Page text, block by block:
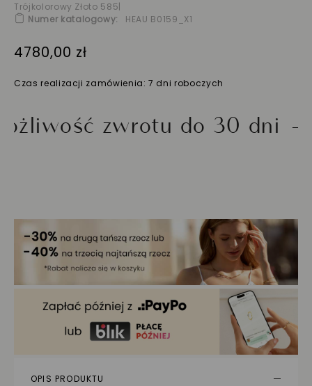
Trójkolorowy Złoto 585|
Numer katalogowy
HEAU B0159_X1
4780,00 zł
Czas realizacji zamówienia: 7 dni roboczych
zwrotu do 30 dni
OPIS PRODUKTU